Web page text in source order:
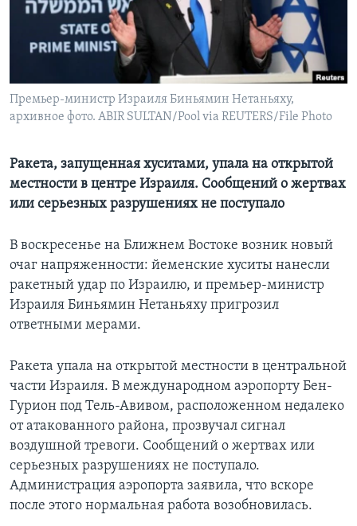
Learning English
Премьер-министр Израиля Биньямин Нетаньяху,
архивное фото. ABIR SULTAN/Pool via REUTERS/File Photo
Ракета, запущенная хуситами, упала на открытой
местности в центре Израиля. Сообщений о жертвах
или серьезных разрушениях не поступало
В воскресенье на Ближнем Востоке возник новый
очаг напряженности: йеменские хуситы нанесли
ракетный удар по Израилю, и премьер-министр
Израиля Биньямин Нетаньяху пригрозил
ответными мерами.
Ракета упала на открытой местности в центральной
части Израиля. В международном аэропорту Бен-
Гурион под Тель-Авивом, расположенном недалеко
от атакованного района, прозвучал сигнал
воздушной тревоги. Сообщений о жертвах или
серьезных разрушениях не поступало.
Администрация аэропорта заявила, что вскоре
после этого нормальная работа возобновилась.